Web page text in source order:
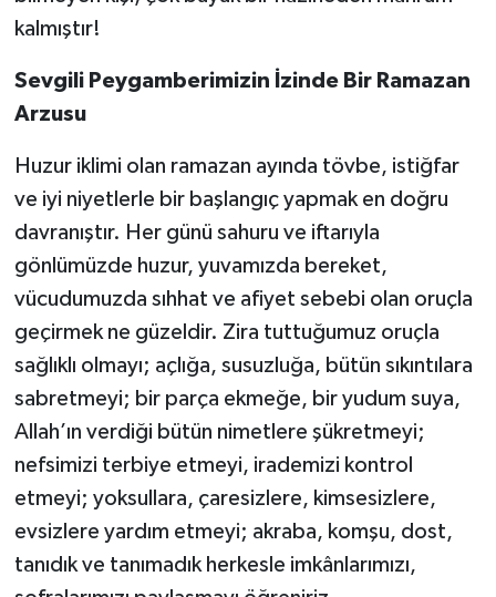
kalmıştır!
Sevgili Peygamberimizin İzinde Bir Ramazan
Arzusu
Huzur iklimi olan ramazan ayında tövbe, istiğfar
ve iyi niyetlerle bir başlangıç yapmak en doğru
davranıştır. Her günü sahuru ve iftarıyla
gönlümüzde huzur, yuvamızda bereket,
vücudumuzda sıhhat ve afiyet sebebi olan oruçla
geçirmek ne güzeldir. Zira tuttuğumuz oruçla
sağlıklı olmayı; açlığa, susuzluğa, bütün sıkıntılara
sabretmeyi; bir parça ekmeğe, bir yudum suya,
Allah’ın verdiği bütün nimetlere şükretmeyi;
nefsimizi terbiye etmeyi, irademizi kontrol
etmeyi; yoksullara, çaresizlere, kimsesizlere,
evsizlere yardım etmeyi; akraba, komşu, dost,
tanıdık ve tanımadık herkesle imkânlarımızı,
Konya Müftülüğü
Malatya Müftülüğü
Manisa Müftülüğü
Mardin Müftülüğü
Mersin Müftülüğü
Muğla Müftülüğü
Muş Müftülüğü
Nevşehir Müftülüğü
Niğde Müftülüğü